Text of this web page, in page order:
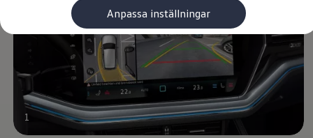
Anpassa inställningar
Interiör- och exteriörskydd
Underhållning och elektronik
Laddbox och laddningskablar
Modellspecifika tillbehör
Däck och fälg
Delar
Originaldelar
Bytesdelar
Ekonomidelar
Classic Parts
1